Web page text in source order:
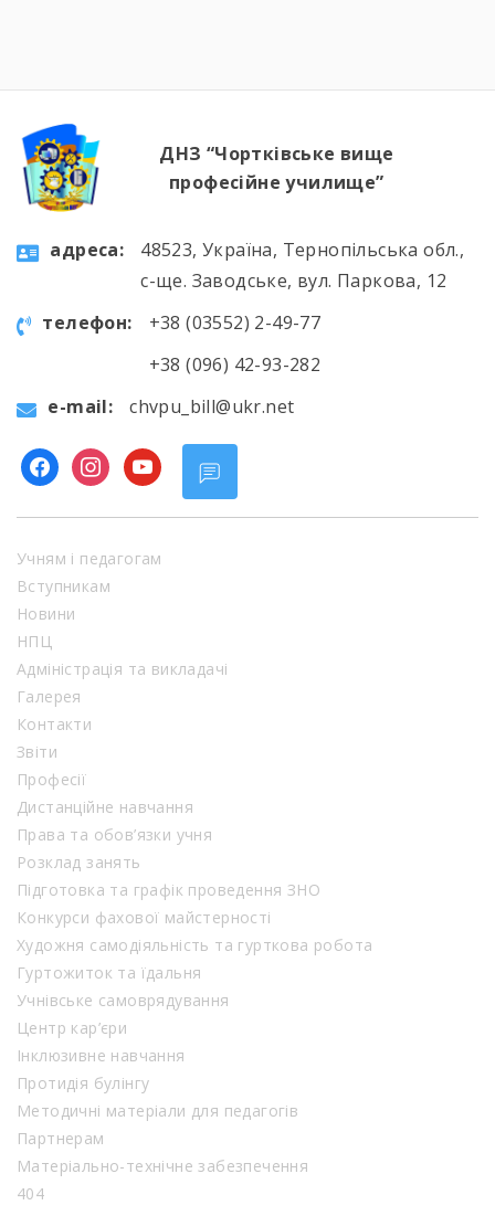
ДНЗ “Чортківське вище
професійне училище”
aдресa:
48523, Україна, Тернопільська обл.,
с-ще. Заводське, вул. Паркова, 12
телефон:
+38 (03552) 2-49-77
+38 (096) 42-93-282
e-mail:
chvpu_bill@ukr.net
facebookinstagram
youtube
Учням і педагогам
Вступникам
Новини
НПЦ
Адміністрація та викладачі
Галерея
Контакти
Звіти
Професії
Дистанційне навчання
Права та обов’язки учня
Розклад занять
Підготовка та графік проведення ЗНО
Конкурси фахової майстерності
Художня самодіяльність та гурткова робота
Гуртожиток та їдальня
Учнівське самоврядування
Центр кар’єри
Інклюзивне навчання
Протидія булінгу
Методичні матеріали для педагогів
Партнерам
Матеріально-технічне забезпечення
404